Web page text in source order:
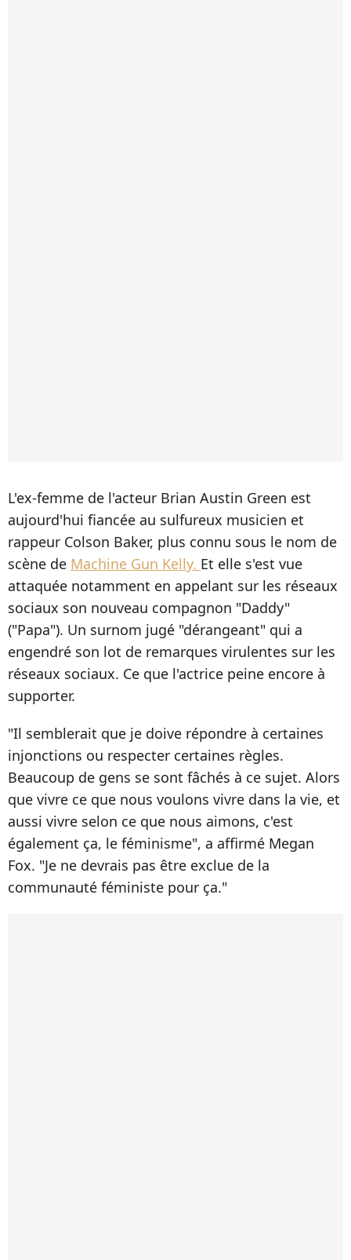
L'ex-femme de l'acteur Brian Austin Green est
aujourd'hui fiancée au sulfureux musicien et
rappeur Colson Baker, plus connu sous le nom de
scène de Machine Gun Kelly. Et elle s'est vue
attaquée notamment en appelant sur les réseaux
sociaux son nouveau compagnon "Daddy"
("Papa"). Un surnom jugé "dérangeant" qui a
engendré son lot de remarques virulentes sur les
réseaux sociaux. Ce que l'actrice peine encore à
supporter.
"Il semblerait que je doive répondre à certaines
injonctions ou respecter certaines règles.
Beaucoup de gens se sont fâchés à ce sujet. Alors
que vivre ce que nous voulons vivre dans la vie, et
aussi vivre selon ce que nous aimons, c'est
également ça, le féminisme", a affirmé Megan
Fox. "Je ne devrais pas être exclue de la
communauté féministe pour ça."